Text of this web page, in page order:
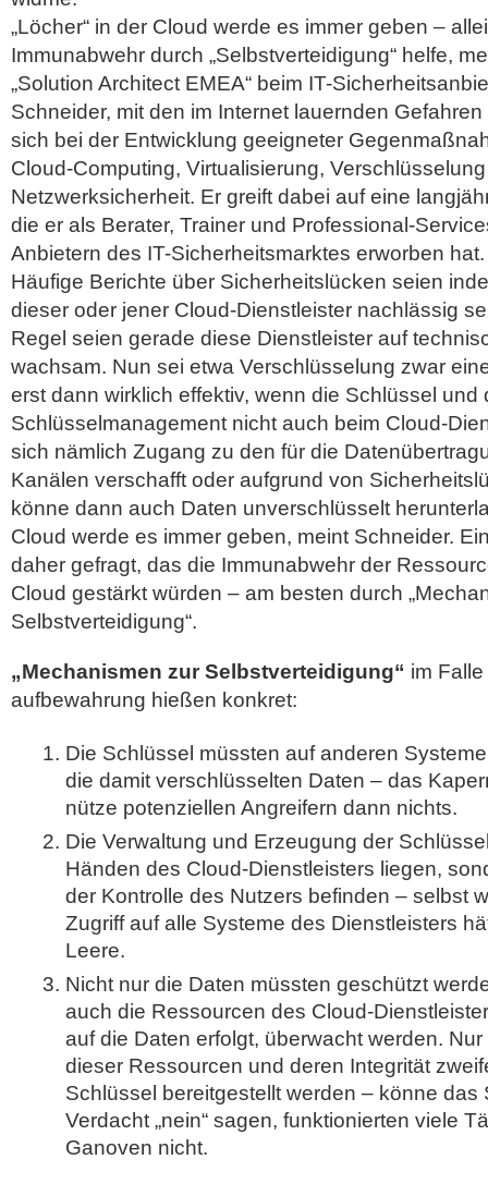
„Löcher“ in der Cloud werde es immer geben –
Immunabwehr durch „Selbstverteidigung“ helfe,
„Solution Architect EMEA“ beim IT-
Schneider, mit den im Internet lauernden
sich bei der Entwicklung geeigneter
Cloud-Computing, Virtualisierung,
Netzwerksicherheit. Er greift dabei auf eine
die er als Berater, Trainer und Professional-
Anbietern des IT-Sicherheitsmarktes erworben hat.
Häufige Berichte über Sicherheitslücken seien
dieser oder jener Cloud-Dienstleister nachlässig
Regel seien gerade diese Dienstleister auf
wachsam. Nun sei etwa Verschlüsselung zwar
erst dann wirklich effektiv, wenn die Schlüssel und
Schlüsselmanagement nicht auch beim Cloud-
sich nämlich Zugang zu den für die
Kanälen verschafft oder aufgrund von
könne dann auch Daten unverschlüsselt
Cloud werde es immer geben, meint Schneider.
daher gefragt, das die Immunabwehr der
Cloud gestärkt würden – am besten durch
Selbstverteidigung“.
„Mechanismen zur Selbstverteidigung“ im
aufbewahrung hießen konkret:
Die Schlüssel müssten auf anderen
die damit verschlüsselten Daten – das
nütze potenziellen Angreifern dann nichts.
Die Verwaltung und Erzeugung der
Händen des Cloud-Dienstleisters liegen,
der Kontrolle des Nutzers befinden – selbst
Zugriff auf alle Systeme des Dienstleisters
Leere.
Nicht nur die Daten müssten geschützt
auch die Ressourcen des Cloud-
auf die Daten erfolgt, überwacht werden.
dieser Ressourcen und deren Integrität
Schlüssel bereitgestellt werden – könne das
Verdacht „nein“ sagen, funktionierten viele
Ganoven nicht.